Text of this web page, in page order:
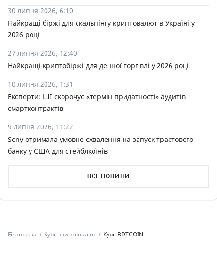
30 липня 2026, 6:10
Найкращі біржі для скальпінгу криптовалют в Україні у
2026 році
27 липня 2026, 12:40
Найкращі криптобіржі для денної торгівлі у 2026 році
10 липня 2026, 1:31
Експерти: ШІ скорочує «термін придатності» аудитів
смартконтрактів
9 липня 2026, 11:22
Sony отримала умовне схвалення на запуск трастового
банку у США для стейблкоїнів
ВСІ НОВИНИ
Finance.ua Курс криптовалют Курс BDTCOIN